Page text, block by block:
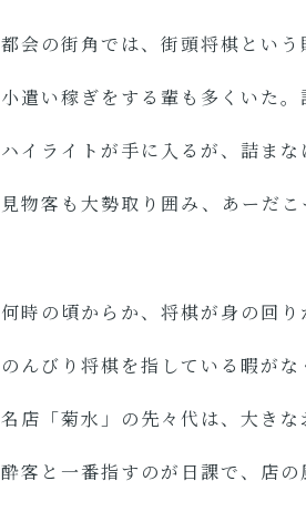
都会の街角では、街頭将棋とい
小遣い稼ぎをする輩も多くいた
ハイライトが手に入るが、詰ま
見物客も大勢取り囲み、あーだ
何時の頃からか、将棋が身の回
のんびり将棋を指している暇が
名店「菊水」の先々代は、大き
酔客と一番指すのが日課で、店の